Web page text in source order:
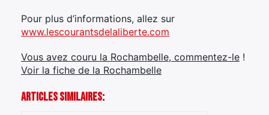
Pour plus d’informations, allez sur
www.lescourantsdelaliberte.com
Vous avez couru la Rochambelle, commentez-le !
Voir la fiche de la Rochambelle
Articles Similaires: